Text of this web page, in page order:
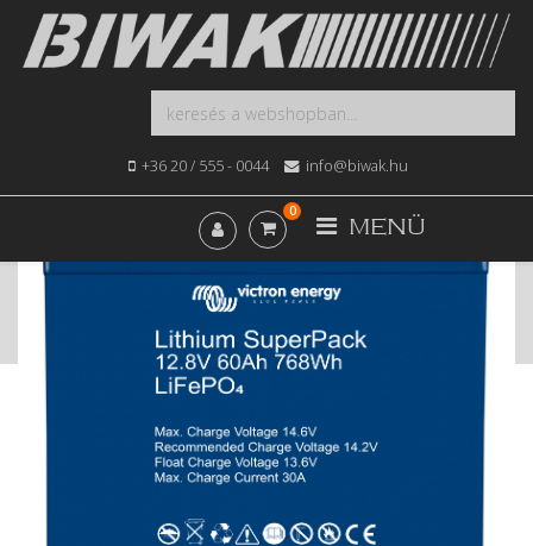
+36 20 / 555 - 0044 info@biwak.hu
MENÜ
0
Webshop
Elektromos
Victron SuperPack 12,8V-os, 60Ah LiFePO4 lithium
akkumulátor